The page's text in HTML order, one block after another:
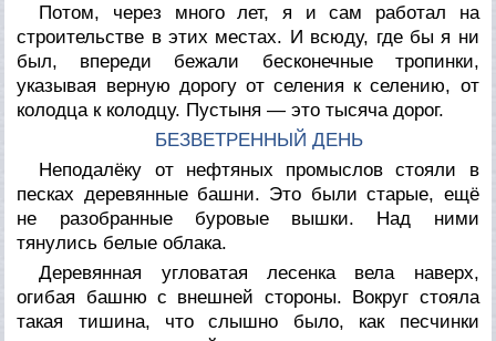
Потом, через много лет, я и сам работал на
строительстве в этих местах. И всюду, где бы я ни
был, впереди бежали бесконечные тропинки,
указывая верную дорогу от селения к селению, от
колодца к колодцу. Пустыня — это тысяча дорог.
БЕЗВЕТРЕННЫЙ ДЕНЬ
Неподалёку от нефтяных промыслов стояли в
песках деревянные башни. Это были старые, ещё
не разобранные буровые вышки. Над ними
тянулись белые облака.
Деревянная угловатая лесенка вела наверх,
огибая башню с внешней стороны. Вокруг стояла
такая тишина, что слышно было, как песчинки